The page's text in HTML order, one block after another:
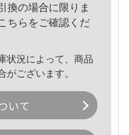
換の場合に限りま
ちら をご確認くだ
状況によって、商品
がございます。
いて